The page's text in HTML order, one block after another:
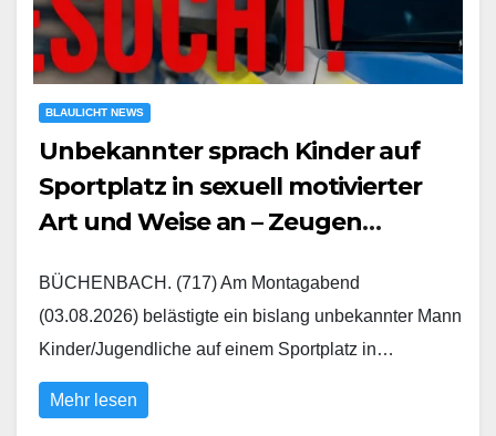
BLAULICHT NEWS
Unbekannter sprach Kinder auf
Sportplatz in sexuell motivierter
Art und Weise an – Zeugen
BÜCHENBACH. (717) Am Montagabend
(03.08.2026) belästigte ein bislang unbekannter Mann
Kinder/Jugendliche auf einem Sportplatz in…
Mehr lesen